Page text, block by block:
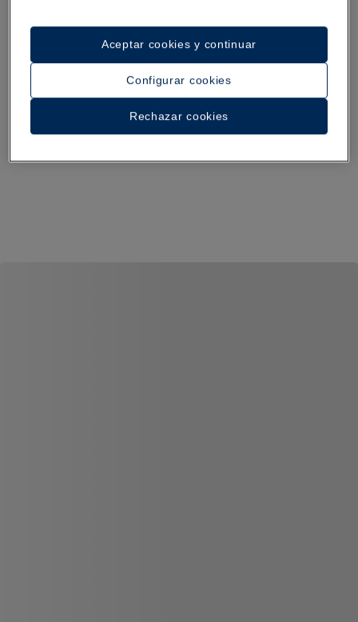
Configurar cookies
Rechazar cookies
Aceptar cookies y continuar